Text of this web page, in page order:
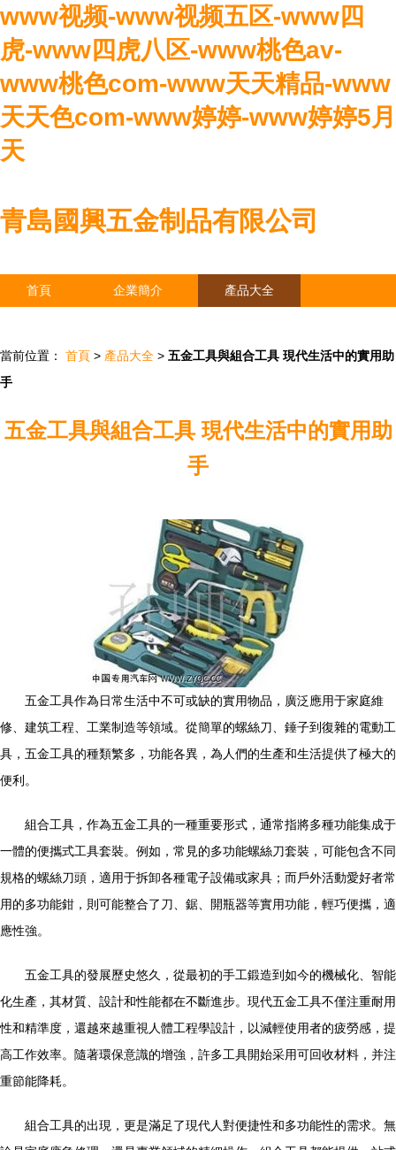
www视频-www视频五区-www四
虎-www四虎八区-www桃色av-
www桃色com-www天天精品-www
天天色com-www婷婷-www婷婷5月
天
青島國興五金制品有限公司
首頁 企業簡介 產品大全
當前位置： 首頁 > 產品大全 > 五金工具與組合工具 現代生活中的實用助
手
五金工具與組合工具 現代生活中的實用助
手
五金工具作為日常生活中不可或缺的實用物品，廣泛應用于家庭維
修、建筑工程、工業制造等領域。從簡單的螺絲刀、錘子到復雜的電動工
具，五金工具的種類繁多，功能各異，為人們的生產和生活提供了極大的
便利。
組合工具，作為五金工具的一種重要形式，通常指將多種功能集成于
一體的便攜式工具套裝。例如，常見的多功能螺絲刀套裝，可能包含不同
規格的螺絲刀頭，適用于拆卸各種電子設備或家具；而戶外活動愛好者常
用的多功能鉗，則可能整合了刀、鋸、開瓶器等實用功能，輕巧便攜，適
應性強。
五金工具的發展歷史悠久，從最初的手工鍛造到如今的機械化、智能
化生產，其材質、設計和性能都在不斷進步。現代五金工具不僅注重耐用
性和精準度，還越來越重視人體工程學設計，以減輕使用者的疲勞感，提
高工作效率。隨著環保意識的增強，許多工具開始采用可回收材料，并注
重節能降耗。
組合工具的出現，更是滿足了現代人對便捷性和多功能性的需求。無